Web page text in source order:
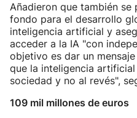
Añadieron que también se
fondo para el desarrollo
inteligencia artificial y
acceder a la IA "con
objetivo es dar un
que la inteligencia
sociedad y no al revés",
109 mil millones de euros